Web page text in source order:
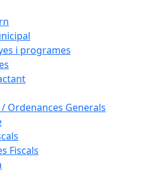
i programes
Ordenances Generals
Fiscals